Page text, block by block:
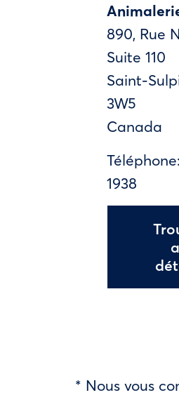
890, Rue
Suite 110
Saint-
3W5
Canada
Téléphone:
1938
* Nous vous